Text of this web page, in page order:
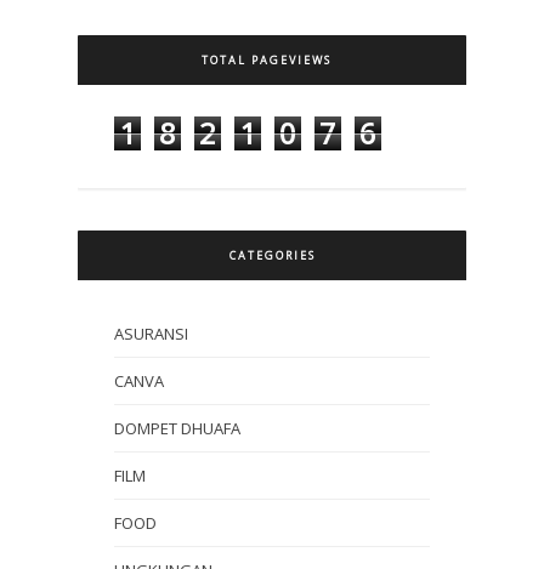
TOTAL PAGEVIEWS
1 8 2 1 0 7 6
CATEGORIES
ASURANSI
CANVA
DOMPET DHUAFA
FILM
FOOD